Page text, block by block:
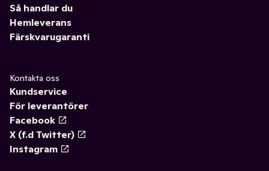
Så handlar du
Hemleverans
Färskvarugaranti
Kontakta oss
Kundservice
För leverantörer
Facebook
X (f.d Twitter)
Instagram